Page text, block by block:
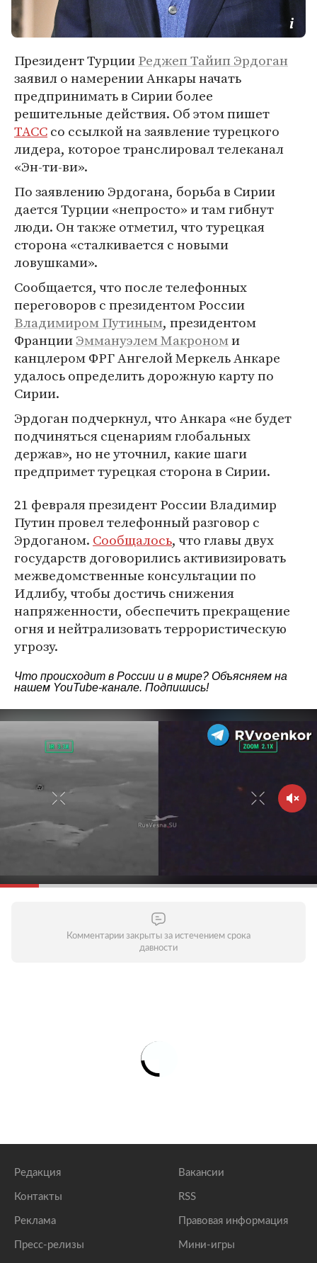
Президент ТурцииРеджеп Тайип Эрдоган
заявил о намерении Анкары начать
предпринимать в Сирии более
решительные действия. Об этом пишет
ТАССсо ссылкой на заявление турецкого
лидера, которое транслировал телеканал
«Эн-ти-ви».
По заявлению Эрдогана, борьба в Сирии
дается Турции «непросто» и там гибнут
люди. Он также отметил, что турецкая
сторона «сталкивается с новыми
ловушками».
Сообщается, что после телефонных
переговоров с президентом России
Владимиром Путиным, президентом
ФранцииЭммануэлем Макрономи
канцлером ФРГ Ангелой Меркель Анкаре
удалось определить дорожную карту по
Сирии.
Эрдоган подчеркнул, что Анкара «не будет
подчиняться сценариям глобальных
держав», но не уточнил, какие шаги
предпримет турецкая сторона в Сирии.
21 февраля президент России Владимир
Путин провел телефонный разговор с
Эрдоганом. Сообщалось, что главы двух
государств договорились активизировать
межведомственные консультации по
Идлибу, чтобы достичь снижения
напряженности, обеспечить прекращение
огня и нейтрализовать террористическую
угрозу.
Что происходит в России и в мире? Объясняем на
нашем YouTube-канале. Подпишись!
Комментарии закрыты за истечением срока
давности
Редакция
Контакты
Реклама
Пресс-релизы
Вакансии
RSS
Правовая информация
Мини-игры